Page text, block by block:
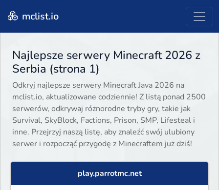
mclist.io
Najlepsze serwery Minecraft 2026 z
Serbia (strona 1)
Odkryj najlepsze serwery Minecraft Java 2026 na
mclist.io, aktualizowane codziennie! Z listą ponad 2500
serwerów, odkrywaj różnorodne tryby gry, takie jak
Survival, SkyBlock, Factions, Prison, SMP, Lifesteal i
inne. Przejrzyj naszą listę, aby znaleźć swój ulubiony
serwer i rozpocząć przygodę z Minecraftem już dziś!
play.parrotmc.net